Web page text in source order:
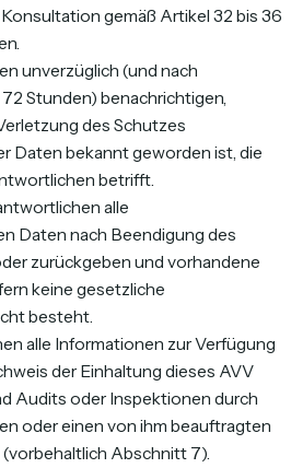
gemäß Artikel 32 bis 36
unverzüglich (und nach
Stunden) benachrichtigen,
des Schutzes
Daten bekannt geworden ist, die
betrifft.
alle
Daten nach Beendigung des
zurückgeben und vorhandene
keine gesetzliche
besteht.
alle Informationen zur Verfügung
der Einhaltung dieses AVV
Audits oder Inspektionen durch
oder einen von ihm beauftragten
Abschnitt 7).